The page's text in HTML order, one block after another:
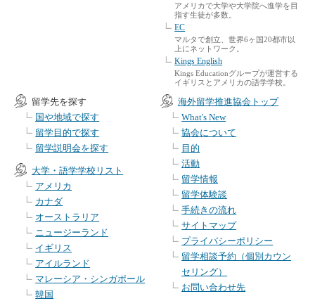
アメリカで大学や大学院へ進学を目
指す生徒が多数。
EC
マルタで創立、世界6ヶ国20都市以
上にネットワーク。
Kings English
Kings Educationグループが運営する
イギリスとアメリカの語学学校。
留学先を探す
国や地域で探す
留学目的で探す
留学説明会を探す
大学・語学学校リスト
アメリカ
カナダ
オーストラリア
ニュージーランド
イギリス
アイルランド
マレーシア・シンガポール
韓国
海外留学推進協会トップ
What's New
協会について
目的
活動
留学情報
留学体験談
手続きの流れ
サイトマップ
プライバシーポリシー
留学相談予約（個別カウン
セリング）
お問い合わせ先